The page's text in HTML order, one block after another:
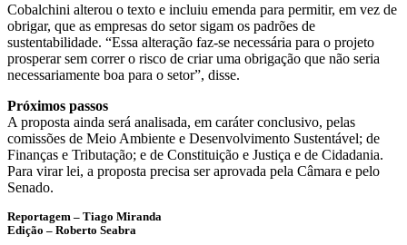
Cobalchini alterou o texto e incluiu emenda para permitir, em vez de
obrigar, que as empresas do setor sigam os padrões de
sustentabilidade. “Essa alteração faz-se necessária para o projeto
prosperar sem correr o risco de criar uma obrigação que não seria
necessariamente boa para o setor”, disse.
Próximos passos
A proposta ainda será analisada, em caráter conclusivo, pelas
comissões de Meio Ambiente e Desenvolvimento Sustentável; de
Finanças e Tributação; e de Constituição e Justiça e de Cidadania.
Para virar lei, a proposta precisa ser aprovada pela Câmara e pelo
Senado.
Reportagem – Tiago Miranda
Edição – Roberto Seabra